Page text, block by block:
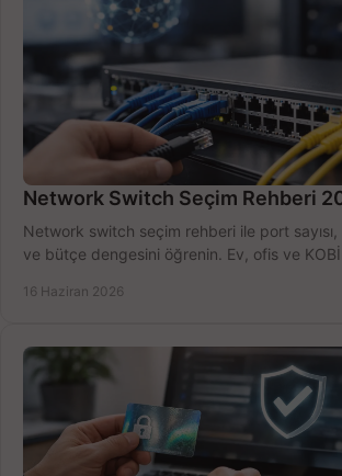
Network Switch Seçim Rehberi
Network switch seçim rehberi ile port sayısı,
ve bütçe dengesini öğrenin. Ev, ofis ve
16 Haziran 2026